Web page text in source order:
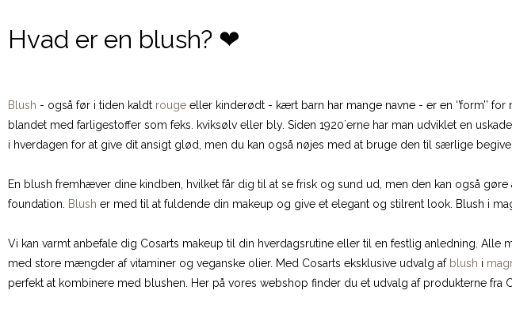
Hvad er en blush? ❤
Blush - også før i tiden kaldt rouge eller kinderødt - kært barn har mange navne - er en ‘’form’’
blandet med farligestoffer som feks. kviksølv eller bly. Siden 1920´erne har man udviklet en
i hverdagen for at give dit ansigt glød, men du kan også nøjes med at bruge den til særlige
En blush fremhæver dine kindben, hvilket får dig til at se frisk og sund ud, men den kan også
foundation.
Blush er med til at fuldende din makeup og give et elegant og stilrent look. Blush i
Vi kan varmt anbefale dig Cosarts makeup til din hverdagsrutine eller til en festlig anledning.
med store mængder af vitaminer og veganske olier. Med Cosarts eksklusive udvalg af blush i
perfekt at kombinere med blushen. Her på vores webshop finder du et udvalg af produkterne fra